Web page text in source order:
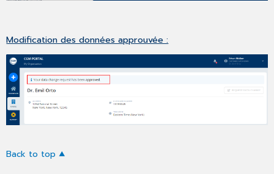
Modification des données approuvée :
Back to top